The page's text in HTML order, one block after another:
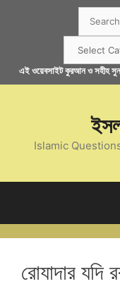
for:
এই ওয়েবসাইট কুরআন ও সহীহ
Islamic
রোযাদার